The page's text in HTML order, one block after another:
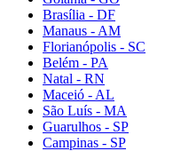
Brasília - DF
Manaus - AM
Florianópolis - SC
Belém - PA
Natal - RN
Maceió - AL
São Luís - MA
Guarulhos - SP
Campinas - SP